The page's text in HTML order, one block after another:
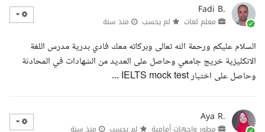
Fadi B.
معلم لغات لم يحسب منذ سنة
السلام عليكم ورحمة الله تعالى وبركاته معك فادي بدرية مدرس اللغة
الانكليزية خريج جامعي وحاصل على العديد من الشهادات في المحادثة
وحاصل على اختبار IELTS mock test ...
Aya R.
مطور واجهات أمامية لم يحسب منذ سنة